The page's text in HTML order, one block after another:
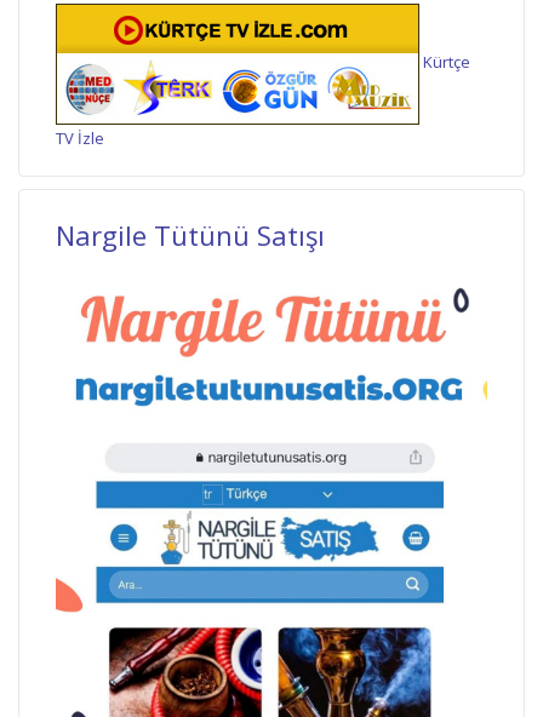
Kürtçe
TV İzle
Nargile Tütünü Satışı